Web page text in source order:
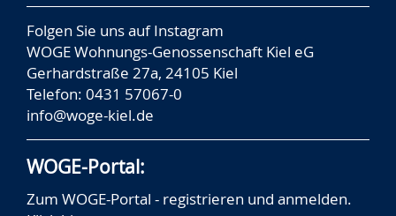
Folgen Sie uns aufInstagram
WOGE Wohnungs-Genossenschaft Kiel eG
Gerhardstraße 27a, 24105 Kiel
Telefon: 0431 57067-0
info@woge-kiel.de
WOGE-Portal:
Zum WOGE-Portal - registrieren und anmelden.